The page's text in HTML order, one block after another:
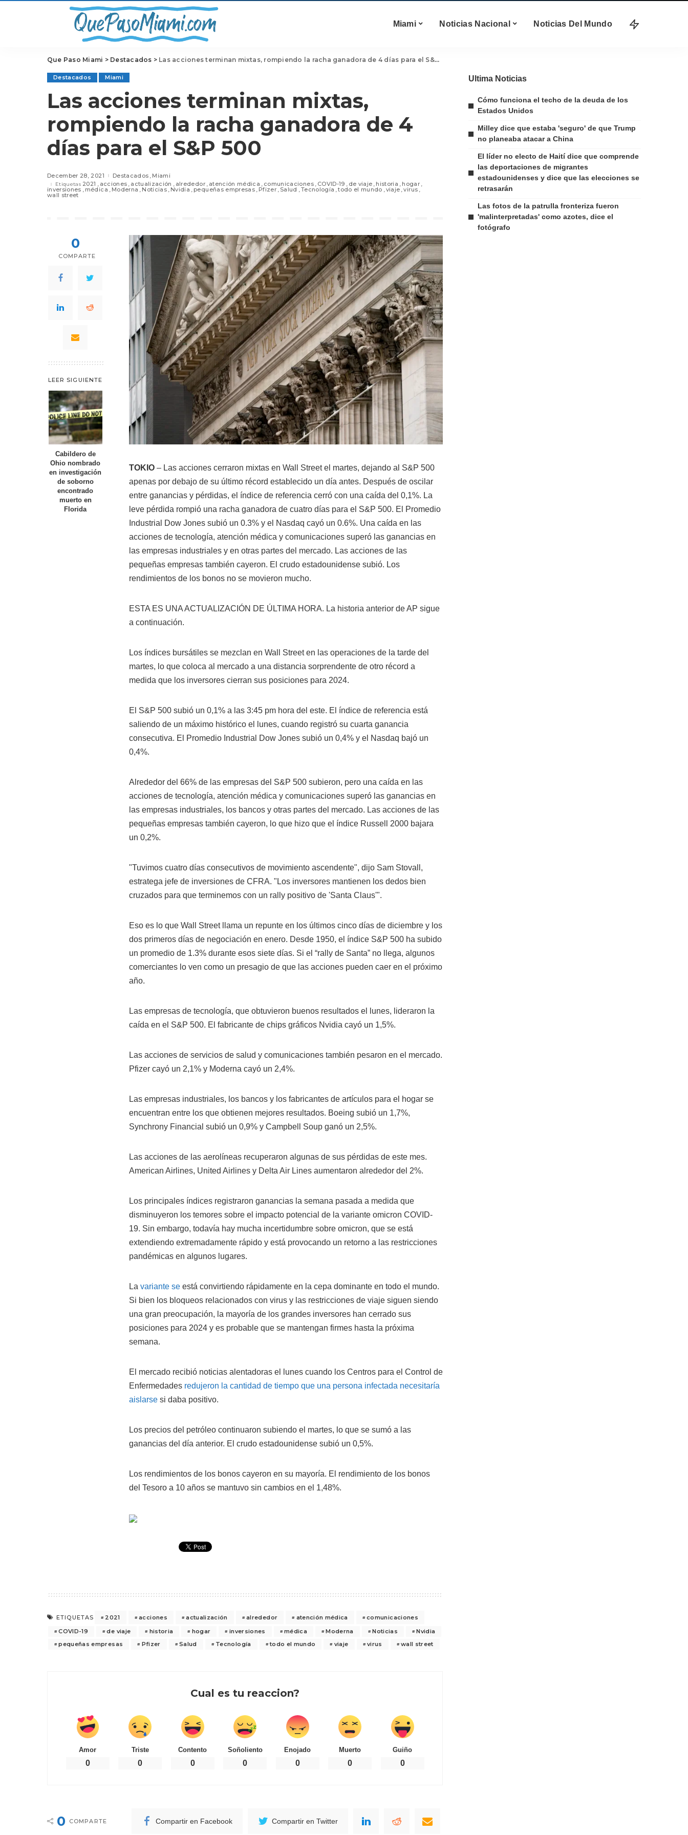
Miami Noticias Nacional Noticias Del Mundo
Que Paso Miami > Destacados > Las acciones terminan mixtas, rompiendo la racha ganadora de 4 días para el S&P 500
Destacados Miami
Las acciones terminan mixtas,
rompiendo la racha ganadora de 4
días para el S&P 500
December 28, 2021 Destacados Miami
Etiquetas 2021 acciones actualización alrededor atención médica comunicaciones COVID-19 de viaje historia hogar
inversiones médica Moderna Noticias Nvidia pequeñas empresas Pfizer Salud Tecnología todo el mundo viaje virus
wall street
0
COMPARTE
LEER SIGUIENTE
Cabildero de
Ohio nombrado
en investigación
de soborno
encontrado
muerto en
Florida
TOKIO – Las acciones cerraron mixtas en Wall Street el martes, dejando al S&P 500
apenas por debajo de su último récord establecido un día antes. Después de oscilar
entre ganancias y pérdidas, el índice de referencia cerró con una caída del 0,1%. La
leve pérdida rompió una racha ganadora de cuatro días para el S&P 500. El Promedio
Industrial Dow Jones subió un 0.3% y el Nasdaq cayó un 0.6%. Una caída en las
acciones de tecnología, atención médica y comunicaciones superó las ganancias en
las empresas industriales y en otras partes del mercado. Las acciones de las
pequeñas empresas también cayeron. El crudo estadounidense subió. Los
rendimientos de los bonos no se movieron mucho.
ESTA ES UNA ACTUALIZACIÓN DE ÚLTIMA HORA. La historia anterior de AP sigue
a continuación.
Los índices bursátiles se mezclan en Wall Street en las operaciones de la tarde del
martes, lo que coloca al mercado a una distancia sorprendente de otro récord a
medida que los inversores cierran sus posiciones para 2024.
El S&P 500 subió un 0,1% a las 3:45 pm hora del este. El índice de referencia está
saliendo de un máximo histórico el lunes, cuando registró su cuarta ganancia
consecutiva. El Promedio Industrial Dow Jones subió un 0,4% y el Nasdaq bajó un
0,4%.
Alrededor del 66% de las empresas del S&P 500 subieron, pero una caída en las
acciones de tecnología, atención médica y comunicaciones superó las ganancias en
las empresas industriales, los bancos y otras partes del mercado. Las acciones de las
pequeñas empresas también cayeron, lo que hizo que el índice Russell 2000 bajara
un 0,2%.
"Tuvimos cuatro días consecutivos de movimiento ascendente", dijo Sam Stovall,
estratega jefe de inversiones de CFRA. "Los inversores mantienen los dedos bien
cruzados para que terminemos con un rally positivo de 'Santa Claus'".
Eso es lo que Wall Street llama un repunte en los últimos cinco días de diciembre y los
dos primeros días de negociación en enero. Desde 1950, el índice S&P 500 ha subido
un promedio de 1.3% durante esos siete días. Si el “rally de Santa” no llega, algunos
comerciantes lo ven como un presagio de que las acciones pueden caer en el próximo
año.
Las empresas de tecnología, que obtuvieron buenos resultados el lunes, lideraron la
caída en el S&P 500. El fabricante de chips gráficos Nvidia cayó un 1,5%.
Las acciones de servicios de salud y comunicaciones también pesaron en el mercado.
Pfizer cayó un 2,1% y Moderna cayó un 2,4%.
Las empresas industriales, los bancos y los fabricantes de artículos para el hogar se
encuentran entre los que obtienen mejores resultados. Boeing subió un 1,7%,
Synchrony Financial subió un 0,9% y Campbell Soup ganó un 2,5%.
Las acciones de las aerolíneas recuperaron algunas de sus pérdidas de este mes.
American Airlines, United Airlines y Delta Air Lines aumentaron alrededor del 2%.
Los principales índices registraron ganancias la semana pasada a medida que
disminuyeron los temores sobre el impacto potencial de la variante omicron COVID-
19. Sin embargo, todavía hay mucha incertidumbre sobre omicron, que se está
extendiendo extremadamente rápido y está provocando un retorno a las restricciones
pandémicas en algunos lugares.
La variante se está convirtiendo rápidamente en la cepa dominante en todo el mundo.
Si bien los bloqueos relacionados con virus y las restricciones de viaje siguen siendo
una gran preocupación, la mayoría de los grandes inversores han cerrado sus
posiciones para 2024 y es probable que se mantengan firmes hasta la próxima
semana.
El mercado recibió noticias alentadoras el lunes cuando los Centros para el Control de
Enfermedades redujeron la cantidad de tiempo que una persona infectada necesitaría
aislarse si daba positivo.
Los precios del petróleo continuaron subiendo el martes, lo que se sumó a las
ganancias del día anterior. El crudo estadounidense subió un 0,5%.
Los rendimientos de los bonos cayeron en su mayoría. El rendimiento de los bonos
del Tesoro a 10 años se mantuvo sin cambios en el 1,48%.
ETIQUETAS 2021 acciones actualización alrededor atención médica
comunicaciones
COVID-19
de viaje historia hogar inversiones médica Moderna Noticias
Nvidia
pequeñas empresas
Pfizer Salud Tecnología todo el mundo viaje virus wall street
Cual es tu reaccion?
Amor
0
Triste
0
Contento
0
Soñoliento
0
Enojado
0
Muerto
0
Guiño
0
0 COMPARTE Compartir en Facebook Compartir en Twitter
Ultima Noticias
Cómo funciona el techo de la deuda de los
Estados Unidos
Milley dice que estaba 'seguro' de que Trump
no planeaba atacar a China
El líder no electo de Haití dice que comprende
las deportaciones de migrantes
estadounidenses y dice que las elecciones se
retrasarán
Las fotos de la patrulla fronteriza fueron
'malinterpretadas' como azotes, dice el
fotógrafo